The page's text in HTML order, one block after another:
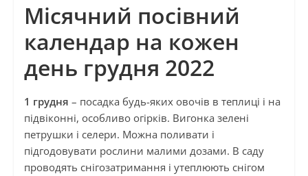
Місячний посівний
календар на кожен
день грудня 2022
1 грудня – посадка будь-яких овочів в теплиці і на
підвіконні, особливо огірків. Вигонка зелені
петрушки і селери. Можна поливати і
підгодовувати рослини малими дозами. В саду
проводять снігозатримання і утеплюють снігом